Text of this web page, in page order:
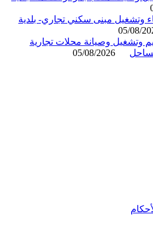
مبنى سكني تجاري- بلدية
05/
وصيانة محلات تجارية
05/08/2026